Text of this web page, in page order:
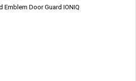
Emblem Door Guard IONIQ